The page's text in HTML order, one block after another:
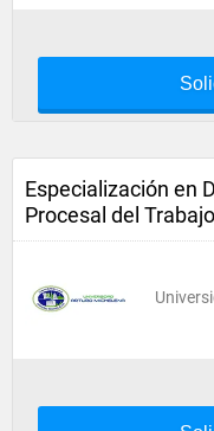
Especialización en
Procesal del